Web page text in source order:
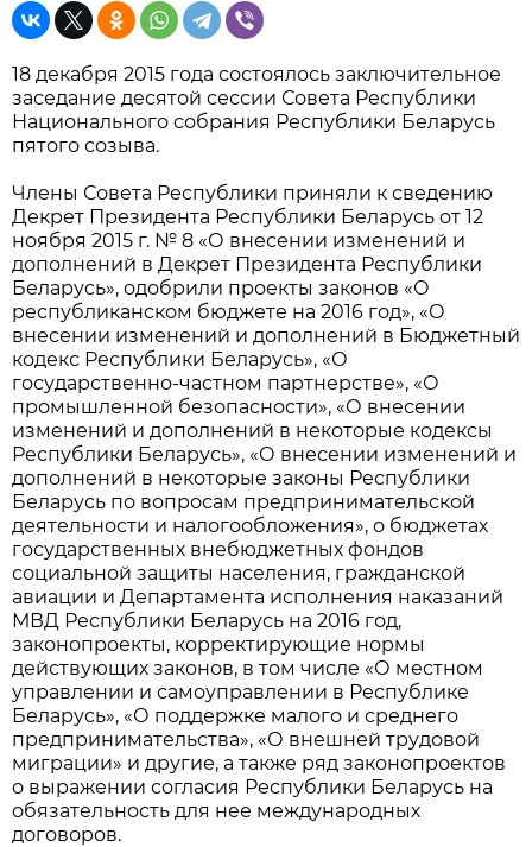
18 декабря 2015 года состоялось заключительное
заседание десятой сессии Совета Республики
Национального собрания Республики Беларусь
пятого созыва.
Члены Совета Республики приняли к сведению
Декрет Президента Республики Беларусь от 12
ноября 2015 г. № 8 «О внесении изменений и
дополнений в Декрет Президента Республики
Беларусь», одобрили проекты законов «О
республиканском бюджете на 2016 год», «О
внесении изменений и дополнений в Бюджетный
кодекс Республики Беларусь», «О
государственно-­частном партнерстве», «О
промышленной безопасности», «О внесении
изменений и дополнений в некоторые кодексы
Республики Беларусь», «О внесении изменений и
дополнений в некоторые законы Республики
Беларусь по вопросам предпринимательской
деятельности и налогообложения», о бюджетах
государственных внебюджетных фондов
социальной защиты населения, гражданской
авиации и Департамента исполнения наказаний
МВД Республики Беларусь на 2016 год,
законопроекты, корректирующие нормы
действующих законов, в том числе «О местном
управлении и самоуправлении в Республике
Беларусь», «О поддержке малого и среднего
предпринимательства», «О внешней трудовой
миграции» и другие, а также ряд законопроектов
о выражении согласия Республики Беларусь на
обязательность для нее международных
договоров.